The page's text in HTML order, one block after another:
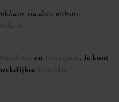
via deze website.
Facebooken Instagram. Je kunt
Vriendin